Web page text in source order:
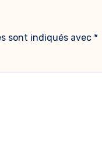
sont indiqués avec *